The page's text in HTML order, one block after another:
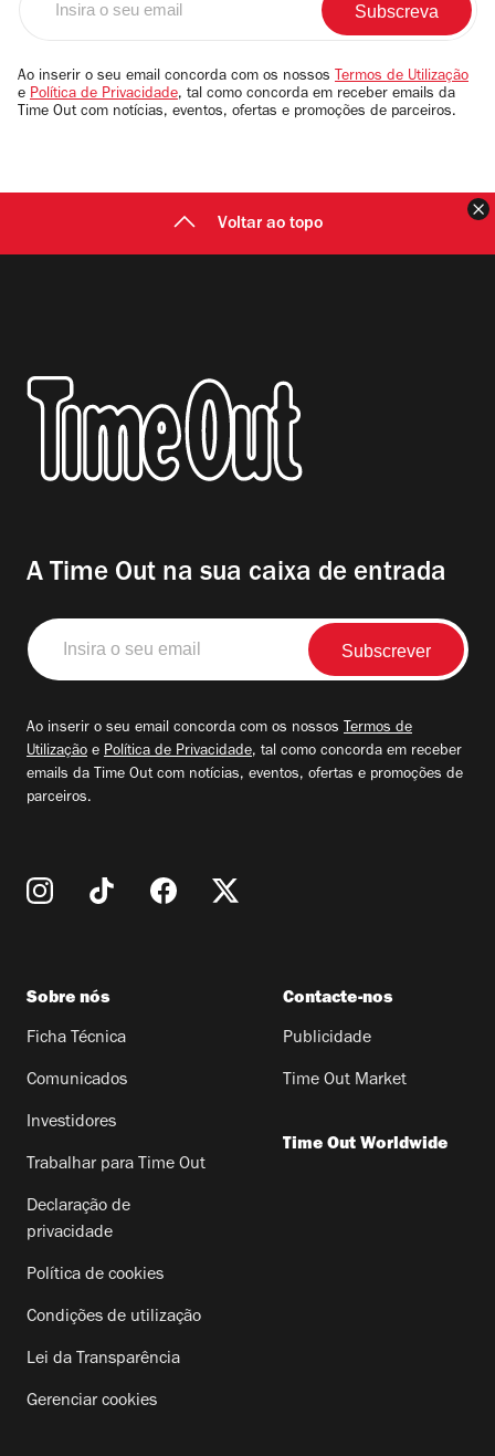
email
Ao inserir o seu email concorda com os nossos Termos de Utilização
e Política de Privacidade, tal como concorda em receber emails da
Time Out com notícias, eventos, ofertas e promoções de parceiros.
Voltar ao topo
A Time Out na sua caixa de entrada
Insira
o
seu
Ao inserir o seu email concorda com os nossos Termos de
Utilização e Política de Privacidade, tal como concorda em receber
emails da Time Out com notícias, eventos, ofertas e promoções de
parceiros.
Sobre nós
Ficha Técnica
Comunicados
Investidores
Trabalhar para Time Out
Declaração de
privacidade
Política de cookies
Condições de utilização
Lei da Transparência
Gerenciar cookies
Contacte-nos
Publicidade
Time Out Market
Time Out Worldwide